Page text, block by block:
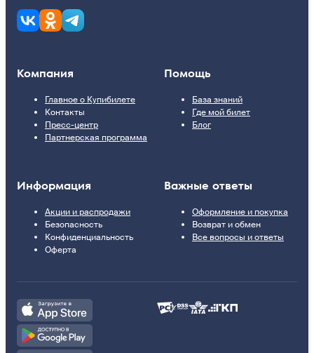
Компания
Главное о Купибилете
Контакты
Пресс-центр
Партнерская программа
Помощь
База знаний
Где мой билет
Блог
Информация
Акции и распродажи
Безопасность
Конфиденциальность
Оферта
Важные ответы
Оформление и покупка
Возврат и обмен
Все вопросы и ответы